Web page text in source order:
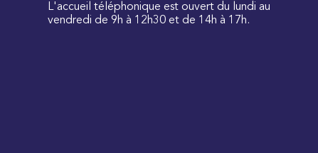
L'accueil téléphonique est ouvert du lundi au
vendredi de 9h à 12h30 et de 14h à 17h.